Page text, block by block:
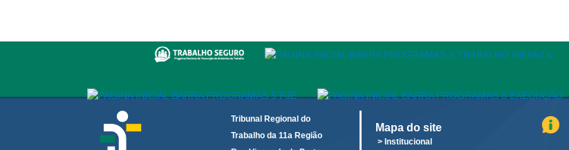
Tribunal Regional do
Trabalho da 11a Região
Mapa do site
> Institucional